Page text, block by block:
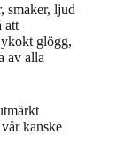
smaker, ljud
att
glögg,
av alla
kanske